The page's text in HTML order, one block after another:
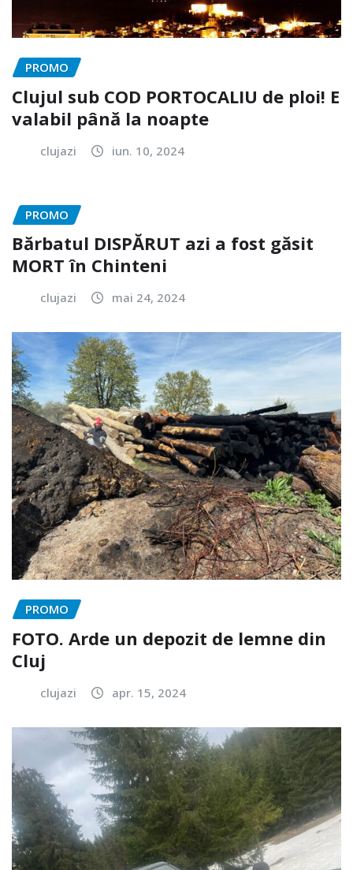
PROMO
Clujul sub COD PORTOCALIU de ploi! E
valabil până la noapte
clujazi iun. 10, 2024
PROMO
Bărbatul DISPĂRUT azi a fost găsit
MORT în Chinteni
clujazi mai 24, 2024
PROMO
FOTO. Arde un depozit de lemne din
Cluj
clujazi apr. 15, 2024